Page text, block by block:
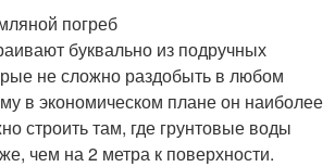
погреб
буквально из подручных
не сложно раздобыть в любом
в экономическом плане он наиболее
строить там, где грунтовые воды
чем на 2 метра к поверхности.